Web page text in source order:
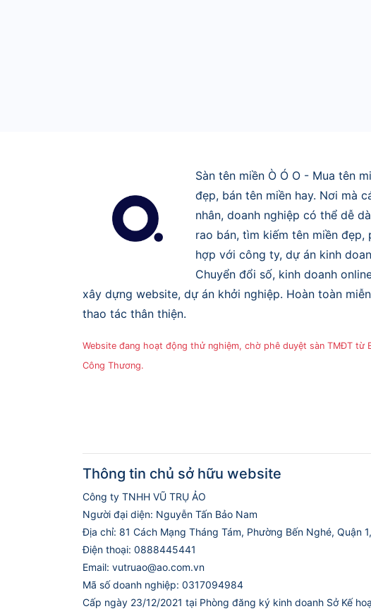
Sàn tên miền Ò Ó O - Mua tên
đẹp, bán tên miền hay. Nơi mà
nhân, doanh nghiệp có thể dễ
rao bán, tìm kiếm tên miền đẹp,
hợp với công ty, dự án kinh
Chuyển đổi số, kinh doanh
xây dựng website, dự án khởi nghiệp. Hoàn toàn
thao tác thân thiện.
Website đang hoạt động thử nghiệm, chờ phê duyệt sàn TMĐT từ
Công Thương.
Thông tin chủ sở hữu website
Công ty TNHH VŨ TRỤ ẢO
Người đại diện: Nguyễn Tấn Bảo Nam
Địa chỉ: 81 Cách Mạng Tháng Tám, Phường Bến Nghé, Quận
Điện thoại: 0888445441
Email: vutruao@ao.com.vn
Mã số doanh nghiệp: 0317094984
Cấp ngày 23/12/2021 tại Phòng đăng ký kinh doanh Sở Kế